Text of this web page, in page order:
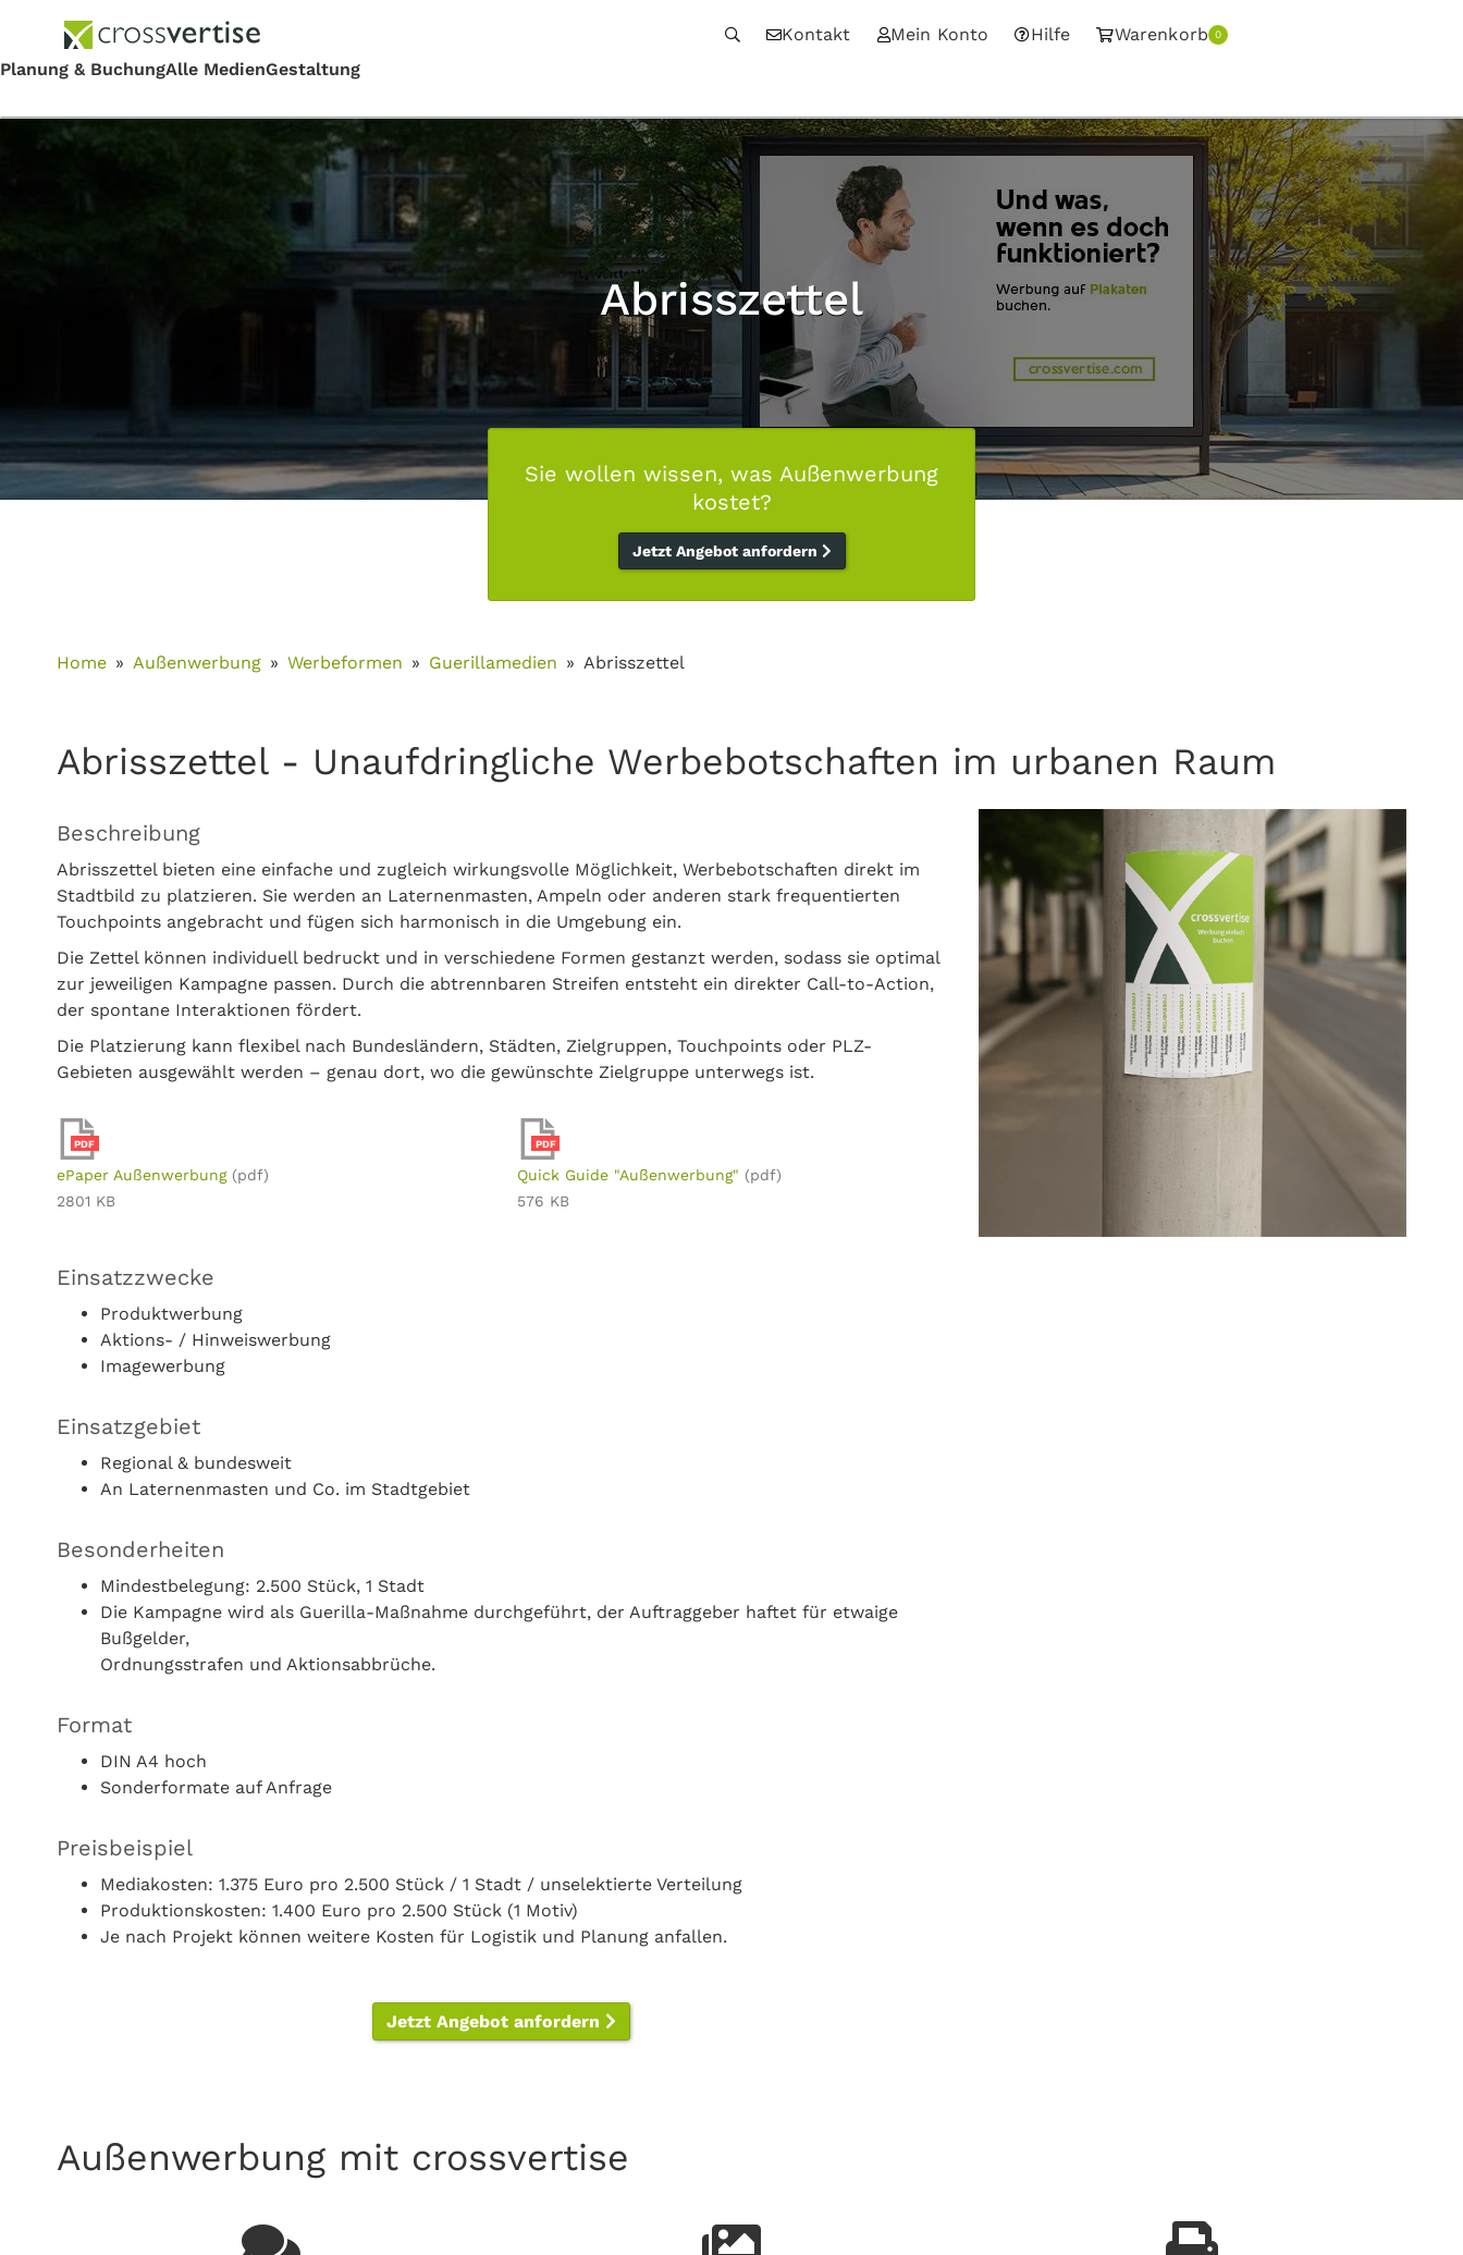
Kontakt Mein Konto Hilfe Warenkorb 0
Abrisszettel
Sie wollen wissen, was Außenwerbung
kostet?
Jetzt Angebot anfordern
Home Außenwerbung Werbeformen Guerillamedien Abrisszettel
Abrisszettel - Unaufdringliche Werbebotschaften im urbanen Raum
Beschreibung
Abrisszettel bieten eine einfache und zugleich wirkungsvolle Möglichkeit, Werbebotschaften direkt im
Stadtbild zu platzieren. Sie werden an Laternenmasten, Ampeln oder anderen stark frequentierten
Touchpoints angebracht und fügen sich harmonisch in die Umgebung ein.
Die Zettel können individuell bedruckt und in verschiedene Formen gestanzt werden, sodass sie optimal
zur jeweiligen Kampagne passen. Durch die abtrennbaren Streifen entsteht ein direkter Call-to-Action,
der spontane Interaktionen fördert.
Die Platzierung kann flexibel nach Bundesländern, Städten, Zielgruppen, Touchpoints oder PLZ-
Gebieten ausgewählt werden – genau dort, wo die gewünschte Zielgruppe unterwegs ist.
PDF
ePaper Außenwerbung (pdf)
2801 KB
PDF
Quick Guide "Außenwerbung" (pdf)
576 KB
Einsatzzwecke
Produktwerbung
Aktions- / Hinweiswerbung
Imagewerbung
Einsatzgebiet
Regional & bundesweit
An Laternenmasten und Co. im Stadtgebiet
Besonderheiten
Mindestbelegung: 2.500 Stück, 1 Stadt
Die Kampagne wird als Guerilla-Maßnahme durchgeführt, der Auftraggeber haftet für etwaige
Bußgelder,
Ordnungsstrafen und Aktionsabbrüche.
Format
DIN A4 hoch
Sonderformate auf Anfrage
Preisbeispiel
Mediakosten: 1.375 Euro pro 2.500 Stück / 1 Stadt / unselektierte Verteilung
Produktionskosten: 1.400 Euro pro 2.500 Stück (1 Motiv)
Je nach Projekt können weitere Kosten für Logistik und Planung anfallen.
Jetzt Angebot anfordern
Außenwerbung mit crossvertise